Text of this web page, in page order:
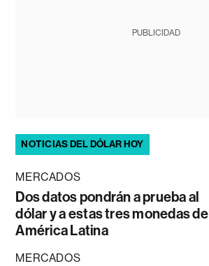
PUBLICIDAD
NOTICIAS DEL DÓLAR HOY
MERCADOS
Dos datos pondrán a prueba al
dólar y a estas tres monedas de
América Latina
MERCADOS